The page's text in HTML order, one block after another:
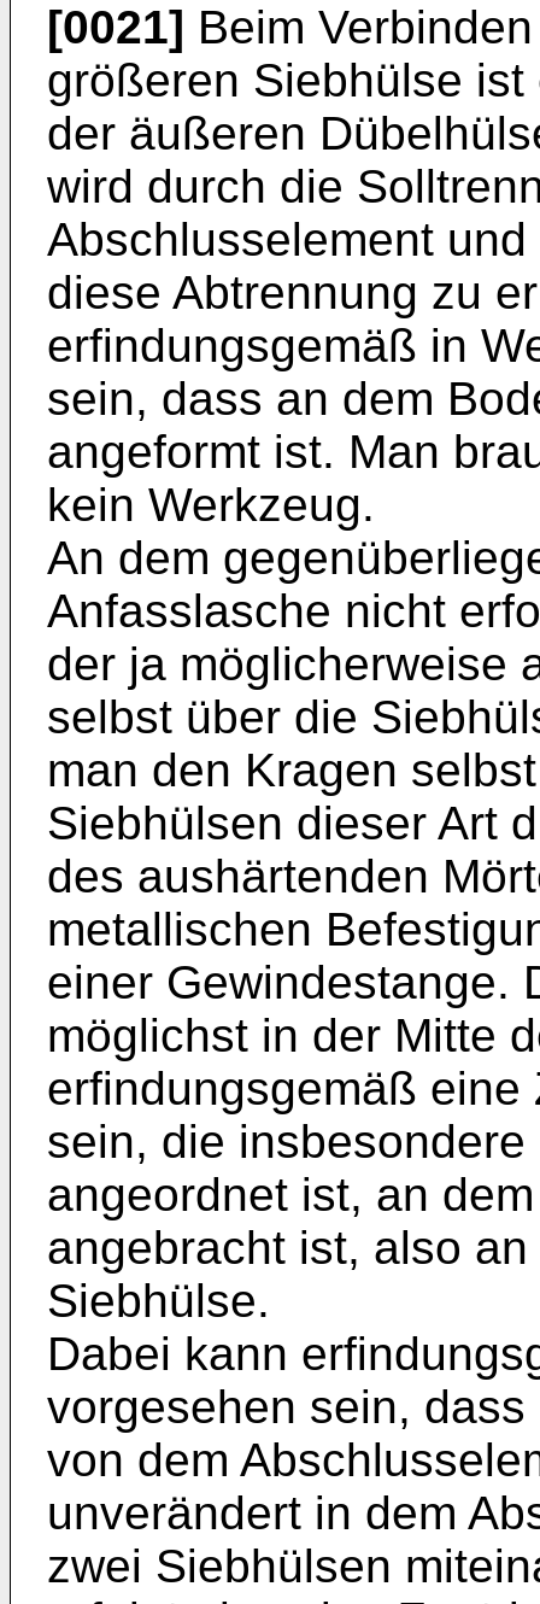
[0021] Beim
größeren Siebhülse
der äußeren
wird durch die
Abschlusselement
diese Abtrennung zu
erfindungsgemäß in
sein, dass an dem
angeformt ist. Man
kein Werkzeug.
An dem
Anfasslasche nicht
der ja möglicherweise
selbst über die
man den Kragen
Siebhülsen dieser Art
des aushärtenden
metallischen
einer Gewindestange.
möglichst in der Mitte
erfindungsgemäß
sein, die
angeordnet ist, an
angebracht ist, also
Siebhülse.
Dabei kann
vorgesehen sein,
von dem
unverändert in dem
zwei Siebhülsen